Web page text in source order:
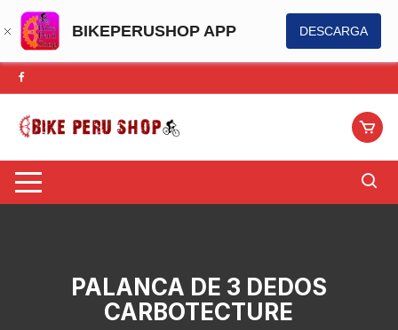
BIKEPERUSHOP APP DESCARGA
Saltar
al
contenido
PALANCA DE 3 DEDOS
CARBOTECTURE